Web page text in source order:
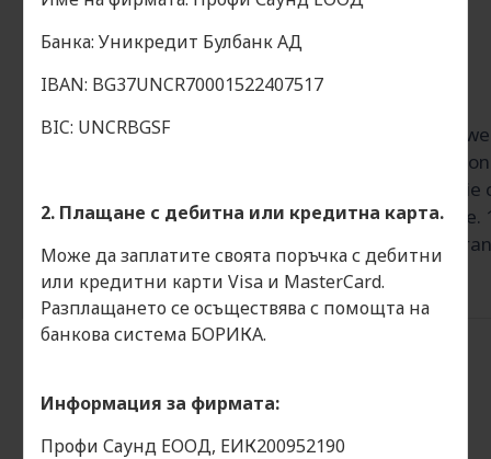
Банка: Уникредит Булбанк АД
IBAN: BG37UNCR70001522407517
BIC: UNCRBGSF
2. Плащане с дебитна или кредитна карта.
Може да заплатите своята поръчка с дебитни
или кредитни карти Visa и MasterCard.
Разплащането се осъществява с помощта на
банкова система БОРИКА.
Информация за фирмата:
Профи Саунд ЕООД, ЕИК200952190
The 10M250 loudspeakers is designed as a
speaker, providing high output and low
from 250 Hz to 3 kHz. It features aluminium
169 mm magnet structure and curvilinear cone.
suitable for application as the high power
way boxes including horn loading application.
Етикети: Oberton 10M250